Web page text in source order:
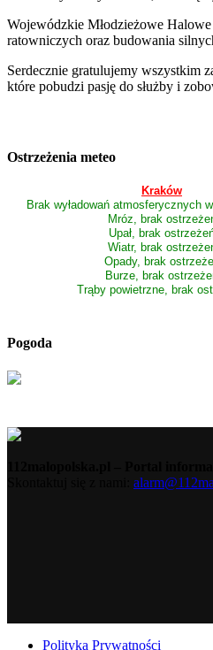
Wojewódzkie Młodzieżowe
ratowniczych oraz budowania
Serdecznie gratulujemy wszystkim
które pobudzi pasję do służby i
Ostrzeżenia meteo
Kraków
Brak wyładowań atmosferycznych
Mróz, brak
Upał, brak
Wiatr, brak
Opady, brak
Burze, brak
Trąby powietrzne, brak
Pogoda
Polityka Prywatności